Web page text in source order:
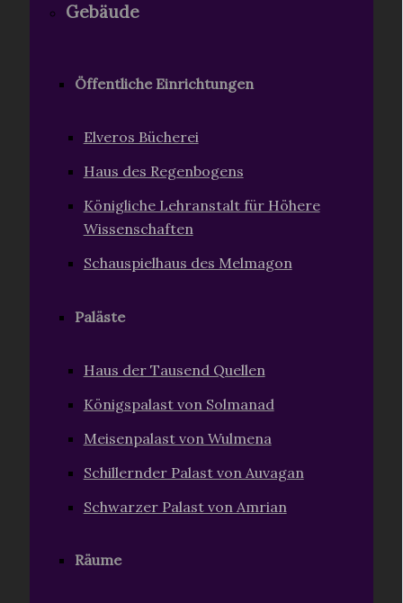
Gebäude
Öffentliche Einrichtungen
Elveros Bücherei
Haus des Regenbogens
Königliche Lehranstalt für Höhere
Wissenschaften
Schauspielhaus des Melmagon
Paläste
Haus der Tausend Quellen
Königspalast von Solmanad
Meisenpalast von Wulmena
Schillernder Palast von Auvagan
Schwarzer Palast von Amrian
Räume